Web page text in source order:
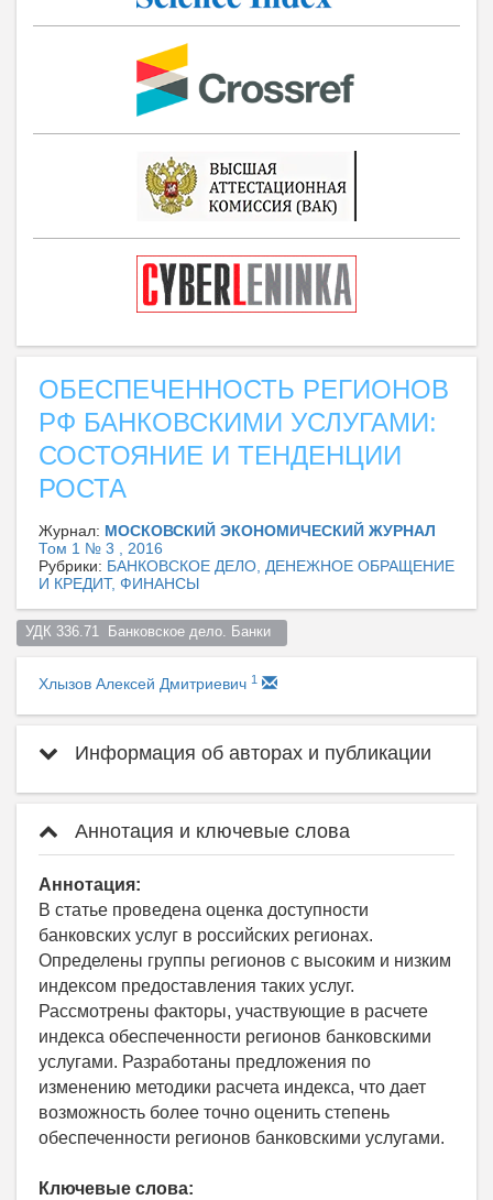
ОБЕСПЕЧЕННОСТЬ РЕГИОНОВ
РФ БАНКОВСКИМИ УСЛУГАМИ:
СОСТОЯНИЕ И ТЕНДЕНЦИИ
РОСТА
Журнал: МОСКОВСКИЙ ЭКОНОМИЧЕСКИЙ ЖУРНАЛ
Том 1 № 3 , 2016
Рубрики: БАНКОВСКОЕ ДЕЛО, ДЕНЕЖНОЕ ОБРАЩЕНИЕ
И КРЕДИТ, ФИНАНСЫ
УДК 336.71  Банковское дело. Банки
Хлызов Алексей Дмитриевич 1
Информация об авторах и публикации
Аннотация и ключевые слова
Аннотация:
В статье проведена оценка доступности
банковских услуг в российских регионах.
Определены группы регионов с высоким и низким
индексом предоставления таких услуг.
Рассмотрены факторы, участвующие в расчете
индекса обеспеченности регионов банковскими
услугами. Разработаны предложения по
изменению методики расчета индекса, что дает
возможность более точно оценить степень
обеспеченности регионов банковскими услугами.
Ключевые слова: